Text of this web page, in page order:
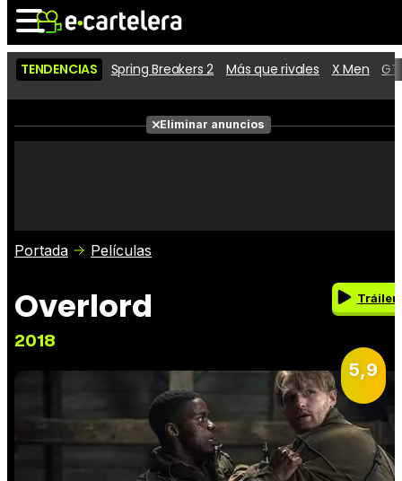
Noticias
Cartelera
Críticas
TENDENCIAS Spring Breakers 2 Más que rivales X Men
Eliminar anuncios
Portada Películas
Overlord
2018
Tráiler
5,9